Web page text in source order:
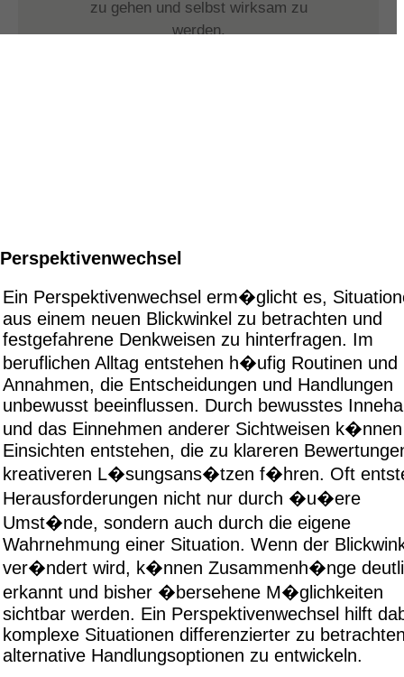
Perspektivenwechsel
Ein Perspektivenwechsel erm�glicht es,
aus einem neuen Blickwinkel zu betrachten und
festgefahrene Denkweisen zu hinterfragen. Im
beruflichen Alltag entstehen h�ufig Routinen und
Annahmen, die Entscheidungen und Handlungen
unbewusst beeinflussen. Durch bewusstes
und das Einnehmen anderer Sichtweisen
Einsichten entstehen, die zu klareren
kreativeren L�sungsans�tzen f�hren. Oft
Herausforderungen nicht nur durch �u�ere
Umst�nde, sondern auch durch die eigene
Wahrnehmung einer Situation. Wenn der
ver�ndert wird, k�nnen Zusammenh�nge
erkannt und bisher �bersehene M�glichkeiten
sichtbar werden. Ein Perspektivenwechsel hilft
komplexe Situationen differenzierter zu
alternative Handlungsoptionen zu entwickeln.